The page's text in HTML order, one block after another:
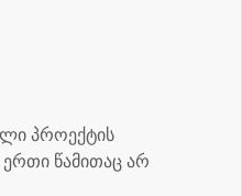
პროექტის
წამითაც არ